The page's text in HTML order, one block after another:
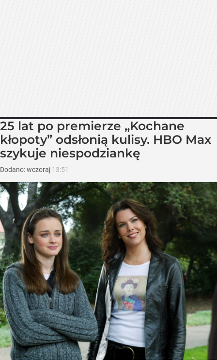
25 lat po premierze „Kochane
kłopoty” odsłonią kulisy. HBO Max
szykuje niespodziankę
Dodano:wczoraj 13:51